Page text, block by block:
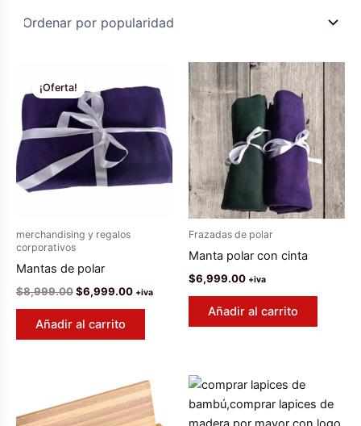
¡Oferta!
merchandising y regalos
corporativos
Mantas de polar
$8,999.00El
original
era:
$6,999.00El+iva
Añadir al carrito
Frazadas de polar
Manta polar con cinta
$6,999.00 +iva
Añadir al carrito